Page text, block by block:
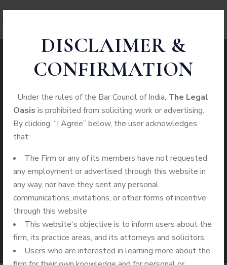
DISCLAIMER &
CONFIRMATION
Under the rules of the Bar Council of India, The Legal
Oasis is prohibited from soliciting work or advertising.
By clicking, “I Agree” below, the user acknowledges
that:
The Firm or any of its members have not requested
any employment or advertised through this website in
any way, nor have they sent any personal
communications, invitations, or other forms of incentive
through this website
This website's objective is to inform users about the
firm, its practice areas, and its attorneys and solicitors.
Users who are interested in learning more about the
Página Não
Encontrada
Asociacion De
Educação Elizabeth
Humanidades